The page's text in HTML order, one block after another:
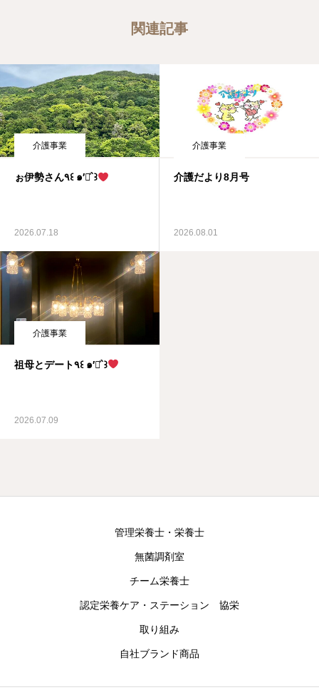
関連記事
介護事業
ぉ伊勢さん٩꒰ ๑′◡͐`꒱
2026.07.18
介護事業
介護だより8月号
2026.08.01
介護事業
祖母とデート٩꒰ ๑′◡͐`꒱
2026.07.09
管理栄養士・栄養士
無菌調剤室
チーム栄養士
認定栄養ケア・ステーション 協栄
取り組み
自社ブランド商品